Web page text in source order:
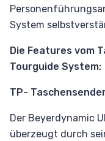
System
Die Features vom
Tourguide System:
TP-
Der Beyerdynamic
überzeugt durch